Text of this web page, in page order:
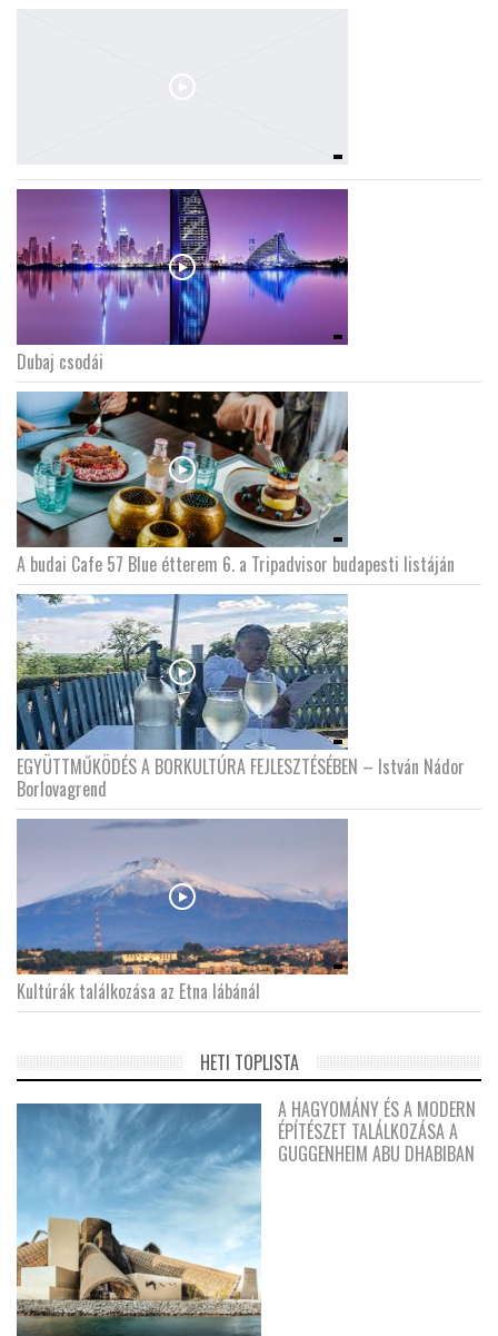
Dubaj csodái
A budai Cafe 57 Blue étterem 6. a Tripadvisor budapesti listáján
EGYÜTTMŰKÖDÉS A BORKULTÚRA FEJLESZTÉSÉBEN – István Nádor
Borlovagrend
Kultúrák találkozása az Etna lábánál
HETI TOPLISTA
A HAGYOMÁNY ÉS A MODERN
ÉPÍTÉSZET TALÁLKOZÁSA A
GUGGENHEIM ABU DHABIBAN